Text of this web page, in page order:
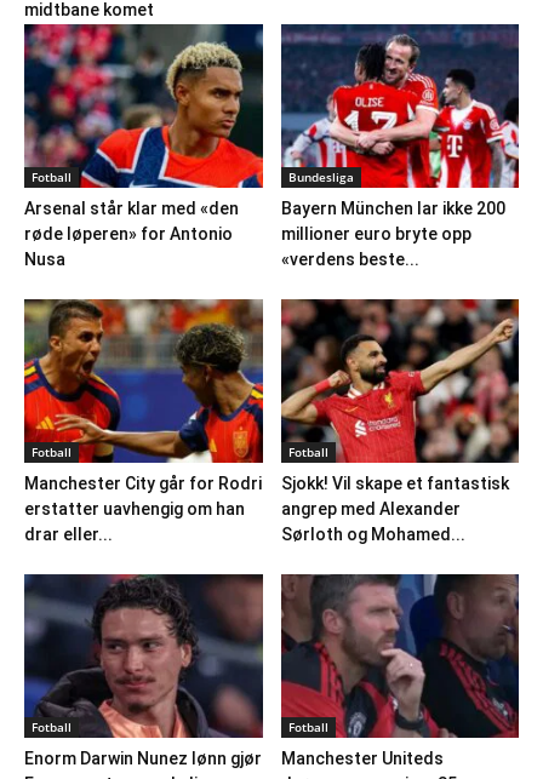
midtbane komet
Fotball
Arsenal står klar med «den
røde løperen» for Antonio
Nusa
Bundesliga
Bayern München lar ikke 200
millioner euro bryte opp
«verdens beste...
Fotball
Manchester City går for Rodri
erstatter uavhengig om han
drar eller...
Fotball
Sjokk! Vil skape et fantastisk
angrep med Alexander
Sørloth og Mohamed...
Fotball
Enorm Darwin Nunez lønn gjør
Fotball
Manchester Uniteds